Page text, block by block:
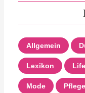
Allgemein
Lexikon
Mode Pflege